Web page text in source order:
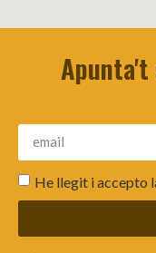
Apunta't
He llegit i accepto